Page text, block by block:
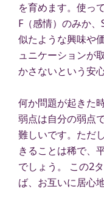
を育めます。使っ
F（感情）のみか、
似たような興味や
ュニケーションが
かさないという安
何か問題が起きた
弱点は自分の弱点
難しいです。ただ
きることは稀で、
でしょう。 この2
ば、お互いに居心